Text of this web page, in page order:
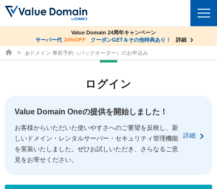
ドメイントップ
ドメイン移管
ドメイン価格一覧
ドメイン一括検索
.jpドメインオークション
コアサーバー
バリューサーバー
XREA
セキュリティトップ
Value Domain ネットde診断
SSL証明書
サービストップ
お得意様割引
facebook
co.jpドメイン✕コアサーバーV2ビジネス応援キャンペーン
サーバー料金1年間無料
詳細
Value Domain 24周年キャンペーン
サーバー代 24%OFF クーポンGET＆その他特典あり！ 詳細
ドメイン取得ならバリュードメイン
.jpドメイン 事前予約（バックオーダー）のお申込み
ログイン
Value Domain Oneの提供を開始しました！
お客様からいただいた使いやすさへのご要望を反映し、新
しいドメイン・レンタルサーバー・セキュリティ管理機能
を実装いたしました。ぜひお試しいただき、さらなるご意
見をお寄せください。
詳細